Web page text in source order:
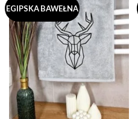
EGIPSKA BAWEŁNA